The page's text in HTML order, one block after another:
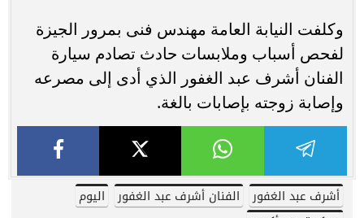
وكلفت النيابة العامة مهندس فنى بمرور الجيزة
لفحص أسباب وملابسات حادث تصادم سيارة
الفنان أشرف عبد الغفور الذي أدى إلى مصرعه
وإصابة زوجته بإصابات بالغة.
أشرف عبد الغفور الفنان أشرف عبد الغفور
اليوم